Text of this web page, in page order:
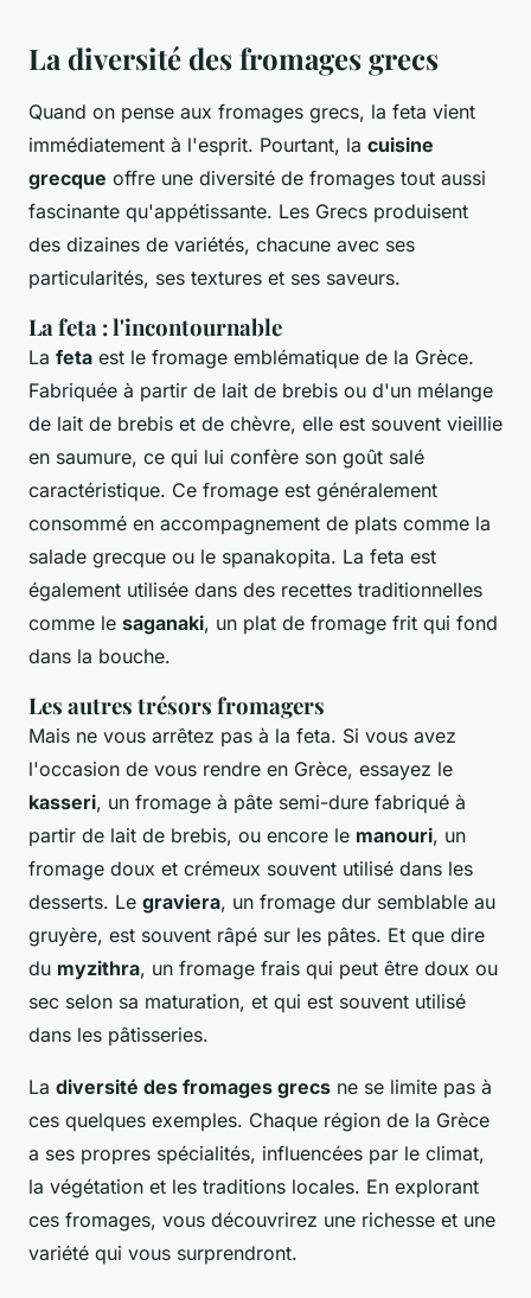
La diversité des fromages grecs
Quand on pense aux fromages grecs, la feta vient
immédiatement à l'esprit. Pourtant, la cuisine
grecque offre une diversité de fromages tout aussi
fascinante qu'appétissante. Les Grecs produisent
des dizaines de variétés, chacune avec ses
particularités, ses textures et ses saveurs.
La feta : l'incontournable
La feta est le fromage emblématique de la Grèce.
Fabriquée à partir de lait de brebis ou d'un mélange
de lait de brebis et de chèvre, elle est souvent vieillie
en saumure, ce qui lui confère son goût salé
caractéristique. Ce fromage est généralement
consommé en accompagnement de plats comme la
salade grecque ou le spanakopita. La feta est
également utilisée dans des recettes traditionnelles
comme le saganaki, un plat de fromage frit qui fond
dans la bouche.
Les autres trésors fromagers
Mais ne vous arrêtez pas à la feta. Si vous avez
l'occasion de vous rendre en Grèce, essayez le
kasseri, un fromage à pâte semi-dure fabriqué à
partir de lait de brebis, ou encore le manouri, un
fromage doux et crémeux souvent utilisé dans les
desserts. Le graviera, un fromage dur semblable au
gruyère, est souvent râpé sur les pâtes. Et que dire
du myzithra, un fromage frais qui peut être doux ou
sec selon sa maturation, et qui est souvent utilisé
dans les pâtisseries.
La diversité des fromages grecs ne se limite pas à
ces quelques exemples. Chaque région de la Grèce
a ses propres spécialités, influencées par le climat,
la végétation et les traditions locales. En explorant
ces fromages, vous découvrirez une richesse et une
variété qui vous surprendront.